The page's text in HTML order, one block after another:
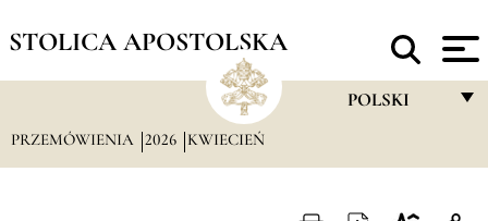
STOLICA APOSTOLSKA
POLSKI
PRZEMÓWIENIA 2026 KWIECIEŃ